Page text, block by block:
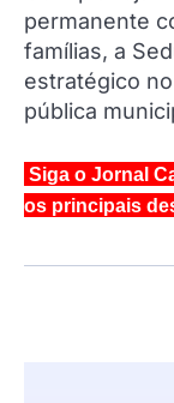
permanente
famílias, a
estratégico
pública
Siga o Jornal
os principais